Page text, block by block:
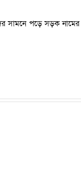
পড়ে সড়ক নামের